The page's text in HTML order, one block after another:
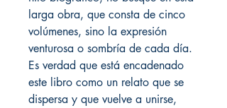
larga obra, que consta de cinco
volúmenes, sino la expresión
venturosa o sombría de cada día.
Es verdad que está encadenado
este libro como un relato que se
dispersa y que vuelve a unirse,